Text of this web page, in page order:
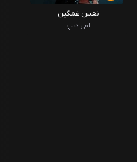
نفس غمگین
امی دیپ